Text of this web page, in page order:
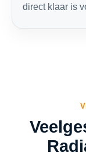
direct klaar is